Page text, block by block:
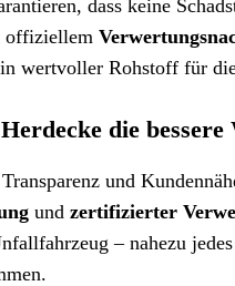
dass keine
offiziellem
wertvoller Rohstoff für
die bessere
und
und zertifizierter
– nahezu